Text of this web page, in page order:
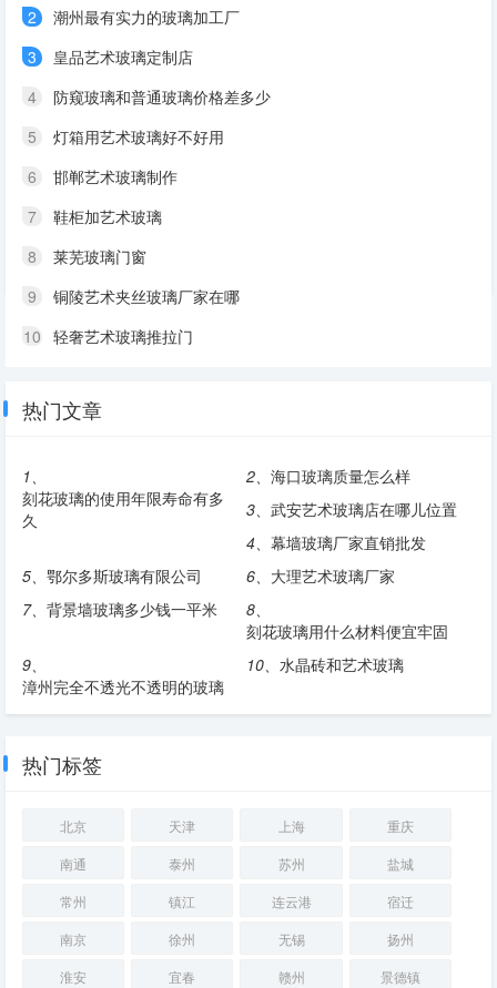
2
潮州最有实力的玻璃加工厂
3
皇品艺术玻璃定制店
4
防窥玻璃和普通玻璃价格差多少
5
灯箱用艺术玻璃好不好用
6
邯郸艺术玻璃制作
7
鞋柜加艺术玻璃
8
莱芜玻璃门窗
9
铜陵艺术夹丝玻璃厂家在哪
10 轻奢艺术玻璃推拉门
热门文章
1、
刻花玻璃的使用年限寿命有多
久
2、 海口玻璃质量怎么样
3、 武安艺术玻璃店在哪儿位置
4、 幕墙玻璃厂家直销批发
5、 鄂尔多斯玻璃有限公司 6、 大理艺术玻璃厂家
7、 背景墙玻璃多少钱一平米
8、
刻花玻璃用什么材料便宜牢固
9、
漳州完全不透光不透明的玻璃
10、 水晶砖和艺术玻璃
热门标签
北京 天津 上海
重庆
南通
泰州 苏州
盐城
常州
镇江 连云港
宿迁
南京
徐州 无锡
扬州
淮安
宜春 赣州
景德镇